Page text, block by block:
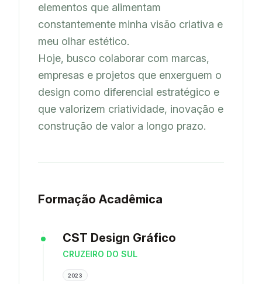
elementos que alimentam
constantemente minha visão criativa e
meu olhar estético.
Hoje, busco colaborar com marcas,
empresas e projetos que enxerguem o
design como diferencial estratégico e
que valorizem criatividade, inovação e
construção de valor a longo prazo.
Formação Acadêmica
CST Design Gráfico
CRUZEIRO DO SUL
2023